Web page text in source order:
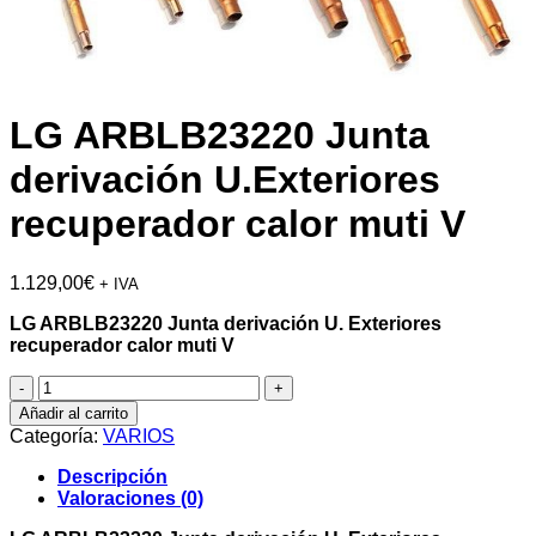
LG ARBLB23220 Junta
derivación U.Exteriores
recuperador calor muti V
1.129,00€ + IVA
LG ARBLB23220 Junta derivación U. Exteriores
recuperador calor muti V
LG
ARBLB23220
Junta
derivación
U.Exteriores
recuperador
calor
Añadir al carrito
Categoría: VARIOS
Descripción
Valoraciones (0)